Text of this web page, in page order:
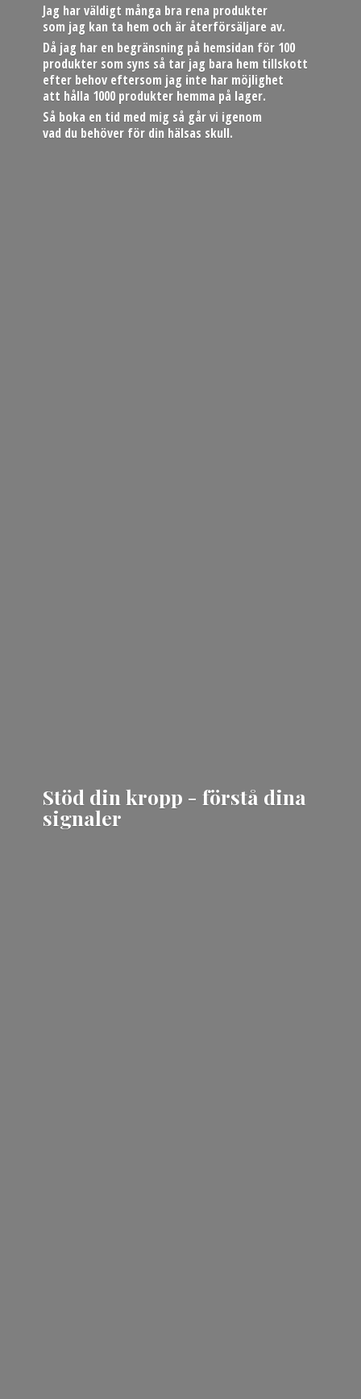
Stöd din kropp - förstå dina
signaler
Jag har väldigt många bra rena produkter
som jag kan ta hem och är återförsäljare av.
Då jag har en begränsning på hemsidan för 100
produkter som syns så tar jag bara hem tillskott
efter behov eftersom jag inte har möjlighet
att hålla 1000 produkter hemma på lager.
Så boka en tid med mig så går vi igenom
vad du behöver för din hälsas skull.